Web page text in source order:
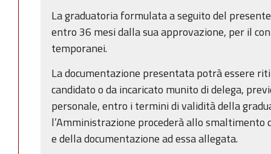
La graduatoria formulata a seguito del
entro 36 mesi dalla sua approvazione, per il
temporanei.
La documentazione presentata potrà essere
candidato o da incaricato munito di delega,
personale, entro i termini di validità della
l’Amministrazione procederà allo smaltimento
e della documentazione ad essa allegata.